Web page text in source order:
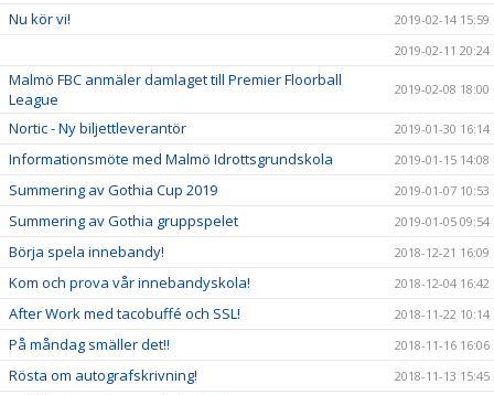
Nu kör vi!
2019-02-14 15:59
2019-02-11 20:24
Malmö FBC anmäler damlaget till Premier Floorball
League
2019-02-08 18:00
Nortic - Ny biljettleverantör 2019-01-30 16:14
Informationsmöte med Malmö Idrottsgrundskola 2019-01-15 14:08
Summering av Gothia Cup 2019 2019-01-07 10:53
Summering av Gothia gruppspelet 2019-01-05 09:54
Börja spela innebandy! 2018-12-21 16:09
Kom och prova vår innebandyskola! 2018-12-04 16:42
After Work med tacobuffé och SSL! 2018-11-22 10:14
På måndag smäller det!! 2018-11-16 16:06
Rösta om autografskrivning! 2018-11-13 15:45